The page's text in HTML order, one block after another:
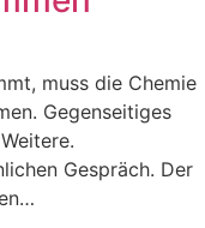
muss die Chemie
Gegenseitiges
Gespräch. Der